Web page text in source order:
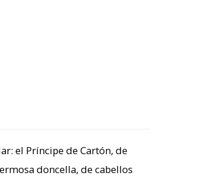
el Príncipe de Cartón, de
doncella, de cabellos